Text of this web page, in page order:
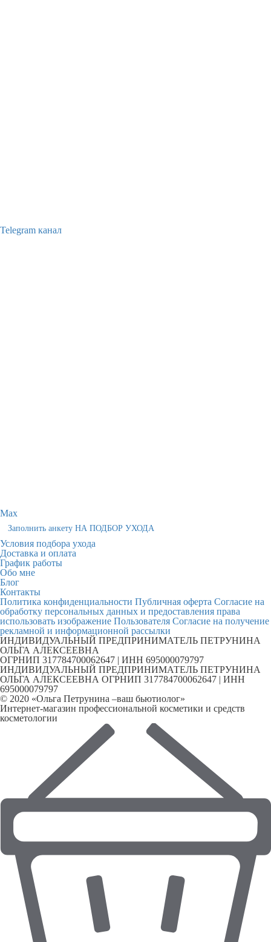
Telegram канал
Max
Заполнить анкету НА ПОДБОР УХОДА
Условия подбора ухода
Доставка и оплата
График работы
Обо мне
Блог
Контакты
Политика конфиденциальности Публичная оферта Согласие на
обработку персональных данных и предоставления права
использовать изображение Пользователя Согласие на получение
рекламной и информационной рассылки
ИНДИВИДУАЛЬНЫЙ ПРЕДПРИНИМАТЕЛЬ ПЕТРУНИНА
ОЛЬГА АЛЕКСЕЕВНА
ОГРНИП 317784700062647 | ИНН 695000079797
ИНДИВИДУАЛЬНЫЙ ПРЕДПРИНИМАТЕЛЬ ПЕТРУНИНА
ОЛЬГА АЛЕКСЕЕВНА ОГРНИП 317784700062647 | ИНН
695000079797
© 2020 «Ольга Петрунина –ваш бьютиолог»
Интернет-магазин профессиональной косметики и средств
косметологии